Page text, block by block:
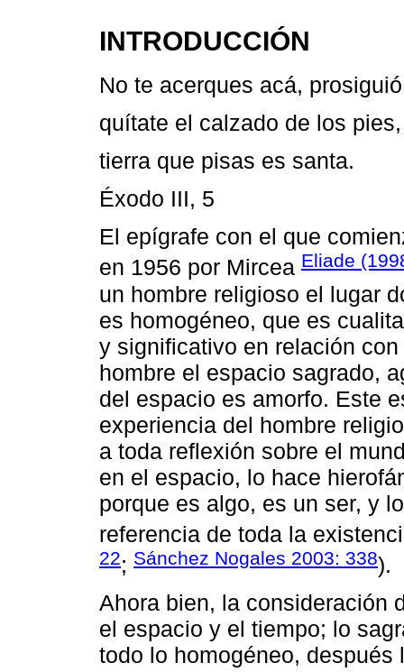
INTRODUCCIÓN
No te acerques acá,
quítate el calzado de los
tierra que pisas es santa.
Éxodo III, 5
El epígrafe con el que
en 1956 por Mircea Eliade
un hombre religioso el lugar
es homogéneo, que es
y significativo en relación
hombre el espacio sagrado,
del espacio es amorfo. Este
experiencia del hombre
a toda reflexión sobre el
en el espacio, lo hace
porque es algo, es un ser, y
referencia de toda la
22; Sánchez Nogales 2003: 338).
Ahora bien, la consideración
el espacio y el tiempo; lo
todo lo homogéneo,